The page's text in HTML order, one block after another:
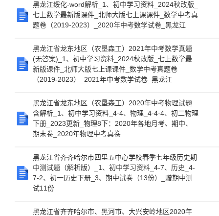
黑龙江绥化-word解析_1、初中学习资料_2024秋改版_
七上数学最新版课件_北师大版七上课课件_数学中考真
题卷（2019-2023）_2020年中考数学试卷_黑龙江
黑龙江省龙东地区（农垦森工）2021年中考数学真题
(无答案)_1、初中学习资料_2024秋改版_七上数学最
新版课件_北师大版七上课课件_数学中考真题卷
（2019-2023）_2021年中考数学试卷_黑龙江
黑龙江省龙东地区（农垦森工）2020年中考物理试题
含解析_1、初中学习资料_4-4、物理_4-4-4、初二物理
下册_2023更新_物理8下：2020年各地月考、期中、
期末卷_2020年物理中考真卷
黑龙江省齐齐哈尔市四里五中心学校春季七年级历史期
中测试题（解析版）_1、初中学习资料_4-7、历史_4-
7-2、初一历史下册_3、期中试卷（13份）_赠期中测
试11份
黑龙江省齐齐哈尔市、黑河市、大兴安岭地区2020年